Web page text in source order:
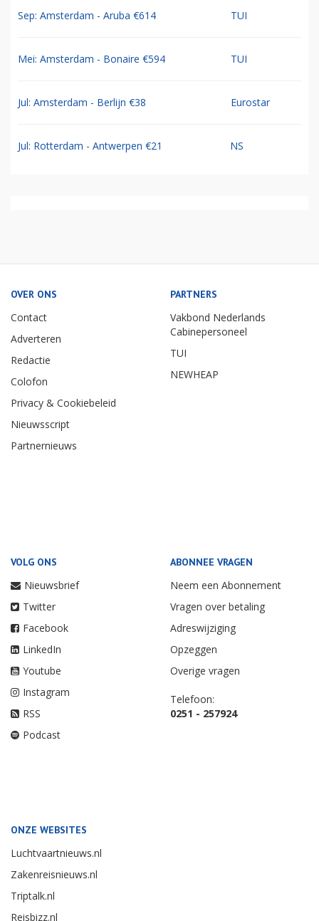
Sep: Amsterdam - Aruba €614 TUI
Mei: Amsterdam - Bonaire €594 TUI
Jul: Amsterdam - Berlijn €38 Eurostar
Jul: Rotterdam - Antwerpen €21 NS
OVER ONS
Contact
Adverteren
Redactie
Colofon
Privacy & Cookiebeleid
Nieuwsscript
Partnernieuws
PARTNERS
Vakbond Nederlands
Cabinepersoneel
TUI
NEWHEAP
VOLG ONS
Nieuwsbrief
Twitter
Facebook
LinkedIn
Youtube
Instagram
RSS
Podcast
ABONNEE VRAGEN
Neem een Abonnement
Vragen over betaling
Adreswijziging
Opzeggen
Overige vragen
Telefoon:
0251 - 257924
ONZE WEBSITES
Luchtvaartnieuws.nl
Zakenreisnieuws.nl
Triptalk.nl
Reisbizz.nl